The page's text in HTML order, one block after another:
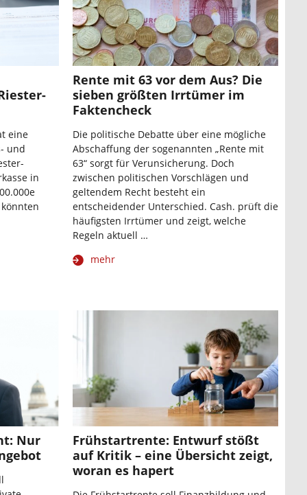
eine
und
in
Rente mit 63 vor dem Aus? Die
sieben größten Irrtümer im
Faktencheck
Die politische Debatte über eine mögliche
Abschaffung der sogenannten „Rente mit
63“ sorgt für Verunsicherung. Doch
zwischen politischen Vorschlägen und
geltendem Recht besteht ein
entscheidender Unterschied. Cash. prüft die
häufigsten Irrtümer und zeigt, welche
Regeln aktuell …
mehr
Nur
Frühstartrente: Entwurf stößt
auf Kritik – eine Übersicht zeigt,
woran es hapert